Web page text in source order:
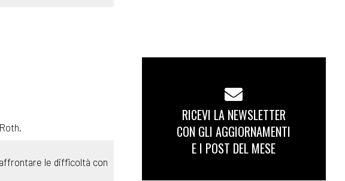
le difficoltà con
RICEVI LA NEWSLETTER
CON GLI AGGIORNAMENTI
E I POST DEL MESE